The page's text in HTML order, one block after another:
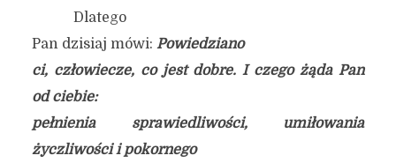
Dlatego
Pan dzisiaj mówi: Powiedziano
ci, człowiecze, co jest dobre. I czego żąda Pan
od ciebie:
pełnienia sprawiedliwości, umiłowania
życzliwości i pokornego